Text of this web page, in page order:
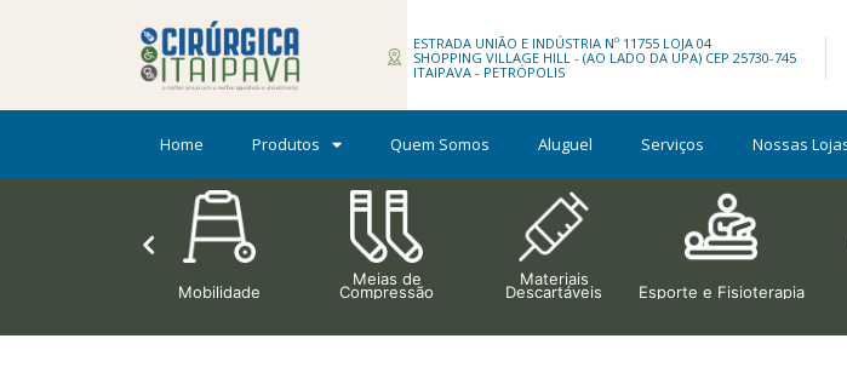
ESTRADA UNIÃO E INDÚSTRIA Nº 11755 LOJA 04
SHOPPING VILLAGE HILL - (AO LADO DA UPA) CEP 25730-745
ITAIPAVA - PETRÓPOLIS
Home Produtos Quem Somos Aluguel Serviços Nossas
Mobilidade
Meias de
Compressão
Materiais
Descartáveis Esporte e Fisioterapia